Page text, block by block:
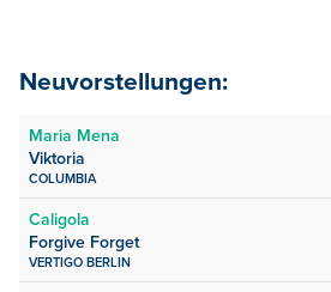
Neuvorstellungen:
Maria Mena
Viktoria
COLUMBIA
Caligola
Forgive Forget
VERTIGO BERLIN